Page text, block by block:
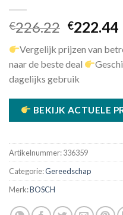
€226.22
was:
€226.22.
€222.44
Vergelijk prijzen van
naar de beste deal
dagelijks gebruik
BEKIJK ACTUELE
Artikelnummer:336359
Categorie:Gereedschap
Merk:BOSCH